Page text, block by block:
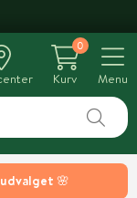
🌸
0
Kurv
Menu